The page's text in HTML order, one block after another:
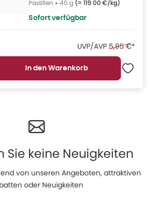
Pastillen • 40 g (= 119.00 €/kg)
Sofort verfügbar
UVP/AVP Ehemaliger
5,95 €*
In den Warenkorb
Sie keine Neuigkeiten
von unseren Angeboten, attraktiven
oder Neuigkeiten